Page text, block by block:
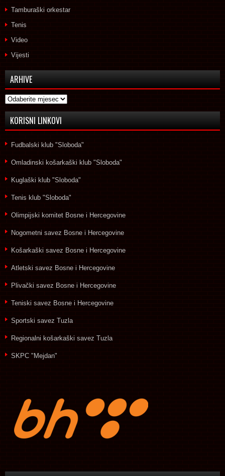
Tamburaški orkestar
Tenis
Video
Vijesti
ARHIVE
Arhive
KORISNI LINKOVI
Fudbalski klub "Sloboda"
Omladinski košarkaški klub "Sloboda"
Kuglaški klub "Sloboda"
Tenis klub "Sloboda"
Olimpijski komitet Bosne i Hercegovine
Nogometni savez Bosne i Hercegovine
Košarkaški savez Bosne i Hercegovine
Atletski savez Bosne i Hercegovine
Plivački savez Bosne i Hercegovine
Teniski savez Bosne i Hercegovine
Sportski savez Tuzla
Regionalni košarkaški savez Tuzla
SKPC "Mejdan"